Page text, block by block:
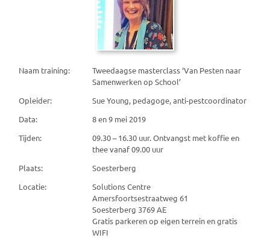
Naam training:
Tweedaagse masterclass ‘Van Pesten naar
Samenwerken op School’
Opleider:
Sue Young, pedagoge, anti-pestcoordinator
Data:
8 en 9 mei 2019
Tijden:
09.30 – 16.30 uur. Ontvangst met koffie en
thee vanaf 09.00 uur
Plaats:
Soesterberg
Locatie:
Solutions Centre
Amersfoortsestraatweg 61
Soesterberg 3769 AE
Gratis parkeren op eigen terrein en gratis
WIFI